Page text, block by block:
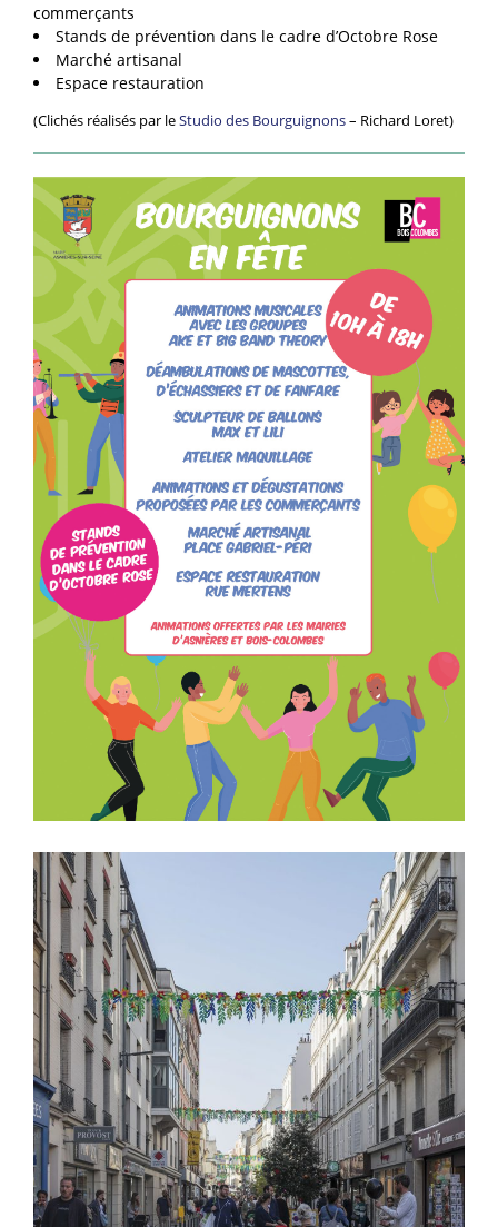
commerçants
Stands de prévention dans le cadre d’Octobre Rose
Marché artisanal
Espace restauration
(Clichés réalisés par leStudio des Bourguignons– Richard Loret)